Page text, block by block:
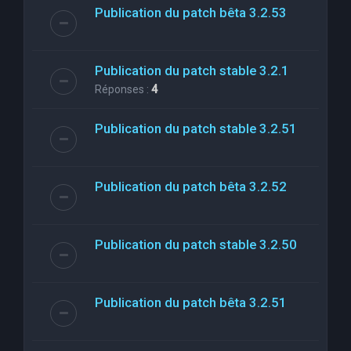
Publication du patch bêta 3.2.53
Publication du patch stable 3.2.1
Réponses : 4
Publication du patch stable 3.2.51
Publication du patch bêta 3.2.52
Publication du patch stable 3.2.50
Publication du patch bêta 3.2.51